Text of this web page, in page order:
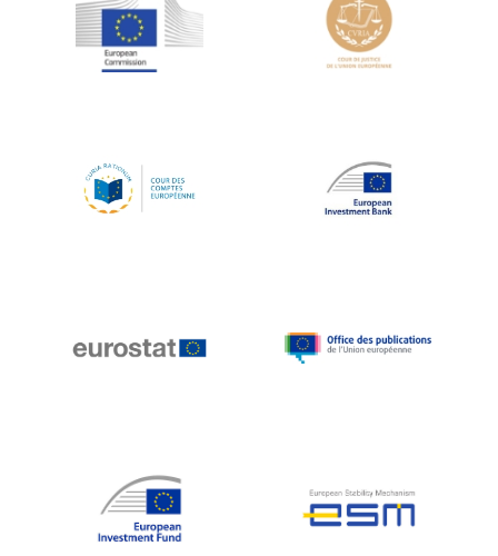
Jean-Louis Schiltz
Jean-Victor Louis
Johnny Åkerholm
Katharien L.C. Hunt
Klaus-Heiner Lehne
Koen LENAERTS
Lars Heikensten